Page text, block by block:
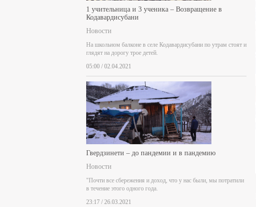
1 учительница и 3 ученика – Возвращение в
Кодавардисубани
Новости
На школьном балконе в селе Кодавардисубани по утрам стоят и
глядят на дорогу трое детей.
05:00 / 02.04.2021
Гвердзинети – до пандемии и в пандемию
Новости
"Почти все сбережения и доход, что у нас были, мы потратили
в течение этого одного года.
23:17 / 26.03.2021